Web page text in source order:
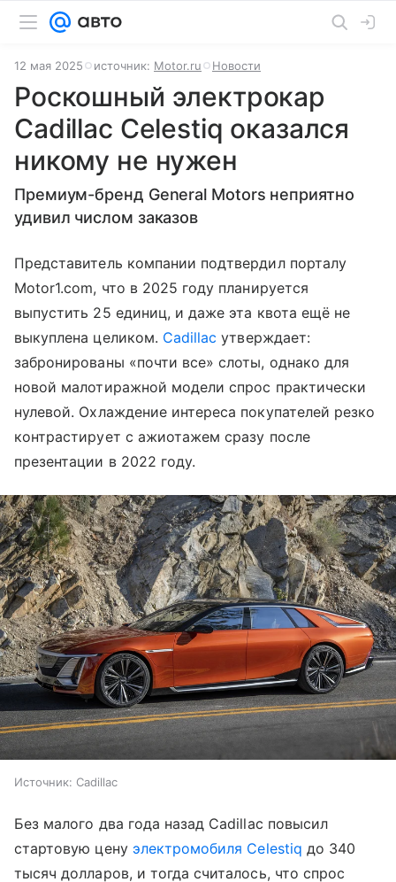
12 мая 2025 источник: Motor.ru Новости
Роскошный электрокар
Cadillac Celestiq оказался
никому не нужен
Премиум-бренд General Motors неприятно
удивил числом заказов
Представитель компании подтвердил порталу
Motor1.com, что в 2025 году планируется
выпустить 25 единиц, и даже эта квота ещё не
выкуплена целиком. Cadillac утверждает:
забронированы «почти все» слоты, однако для
новой малотиражной модели спрос практически
нулевой. Охлаждение интереса покупателей резко
контрастирует с ажиотажем сразу после
презентации в 2022 году.
Источник: Cadillac
Без малого два года назад Cadillac повысил
стартовую цену электромобиля Celestiq до 340
тысяч долларов, и тогда считалось, что спрос